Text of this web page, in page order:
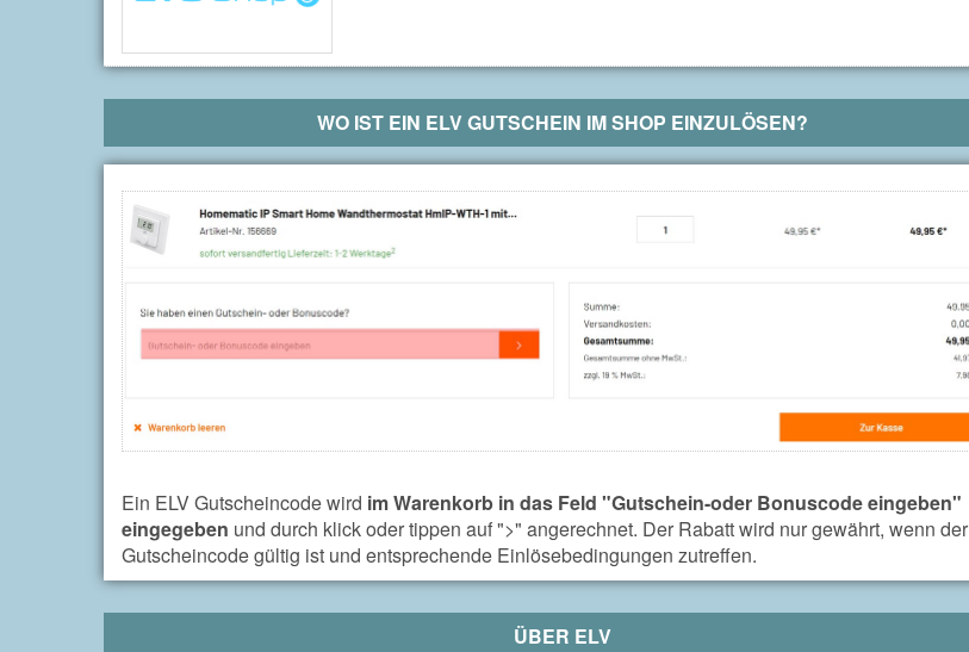
WO IST EIN ELVGUTSCHEIN IM SHOP EINZULÖSEN?
Ein ELV Gutscheincode wird im Warenkorb in das Feld "Gutschein-oder Bonuscode eingeben"
eingegeben und durch klick oder tippen auf ">" angerechnet. Der Rabatt wird nur gewährt, wenn der
Gutscheincode gültig ist und entsprechende Einlösebedingungen zutreffen.
ÜBER ELV